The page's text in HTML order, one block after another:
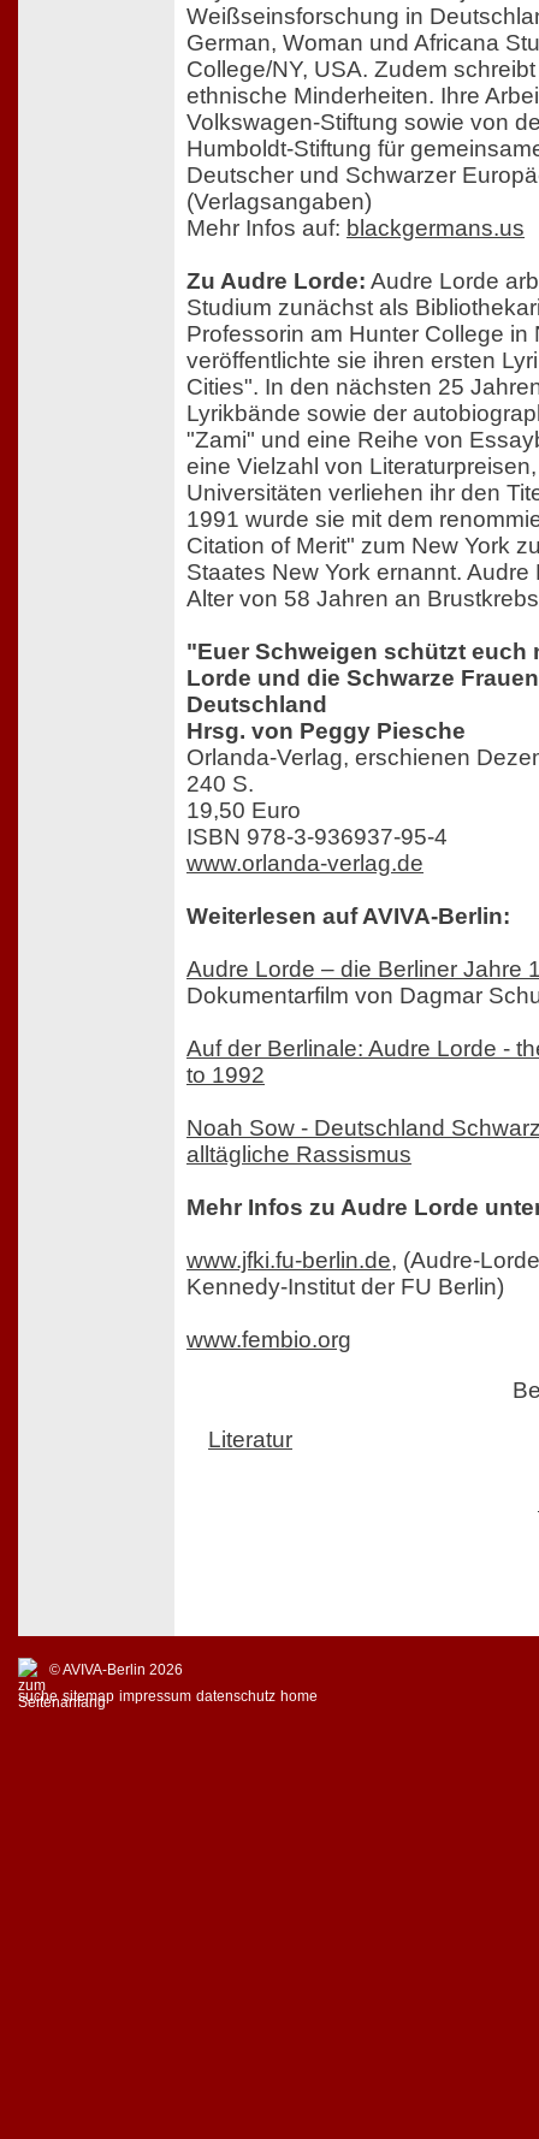
Weißseinsforschung in
German, Woman und Africana
College/NY, USA. Zudem
ethnische Minderheiten. Ihre
Volkswagen-Stiftung sowie von
Humboldt-Stiftung für
Deutscher und Schwarzer
(Verlagsangaben)
Mehr Infos auf: blackgermans.us
Zu Audre Lorde: Audre Lorde
Studium zunächst als
Professorin am Hunter College in
veröffentlichte sie ihren ersten
Cities". In den nächsten 25
Lyrikbände sowie der
"Zami" und eine Reihe von
eine Vielzahl von
Universitäten verliehen ihr den
1991 wurde sie mit dem
Citation of Merit" zum New York
Staates New York ernannt.
Alter von 58 Jahren an
"Euer Schweigen schützt euch
Lorde und die Schwarze
Deutschland
Hrsg. von Peggy Piesche
Orlanda-Verlag, erschienen
240 S.
19,50 Euro
ISBN 978-3-936937-95-4
www.orlanda-verlag.de
Weiterlesen auf AVIVA-Berlin:
Audre Lorde – die Berliner Jahre
Dokumentarfilm von Dagmar
Auf der Berlinale: Audre Lorde -
to 1992
Noah Sow - Deutschland
alltägliche Rassismus
Mehr Infos zu Audre Lorde
www.jfki.fu-berlin.de, (Audre-
Kennedy-Institut der FU Berlin)
www.fembio.org
Literatur
© AVIVA-Berlin 2026
suche sitemap impressum datenschutz home